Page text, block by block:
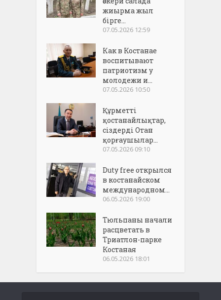
жиырма жыл
бірге...
07.05.2026 12:59
Как в Костанае
воспитывают
патриотизм у
молодежи и...
07.05.2026 10:50
Құрметті
қостанайлықтар,
сіздерді Отан
қорғаушылар...
07.05.2026 09:10
Duty free открылся
в костанайском
международном...
06.05.2026 19:00
Тюльпаны начали
расцветать в
Триатлон-парке
Костаная
06.05.2026 18:01